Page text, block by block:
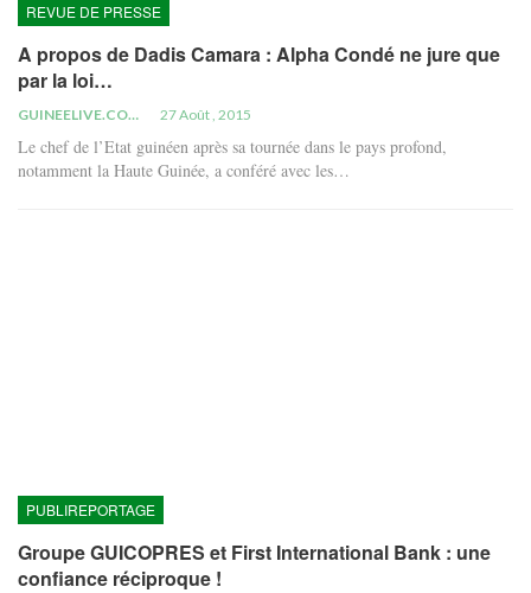
REVUE DE PRESSE
A propos de Dadis Camara : Alpha Condé ne jure que
par la loi…
GUINEELIVE.COM 27 Août , 2015
Le chef de l’Etat guinéen après sa tournée dans le pays profond,
notamment la Haute Guinée, a conféré avec les…
PUBLIREPORTAGE
Groupe GUICOPRES et First International Bank : une
confiance réciproque !